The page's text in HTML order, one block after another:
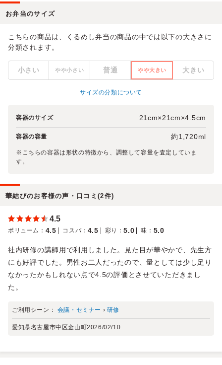
お弁当のサイズ
こちらの商品は、くるめし弁当の商品の中では以下の大きさに
分類されます。
小さい やや小さい 普通 やや大きい 大きい
サイズの分類について
容器のサイズ 21cm×21cm×4.5cm
容器の容量 約1,720ml
※こちらの容器は形状の特徴から、調整して容量を査定していま
す。
華結びのお客様の声・口コミ(2件)
4.5
ボリューム ： 4.5 コスパ ： 4.5 彩り ：5.0 味 ： 5.0
社内研修の講師用で利用しました。見た目が華やかで、先生方
にも好評でした。男性お二人だったので、量としては少し足り
なかったかもしれない点で4.5の評価とさせていただきまし
た。
ご利用シーン： 会議・セミナー › 研修
愛知県名古屋市中区金山町2026/02/10